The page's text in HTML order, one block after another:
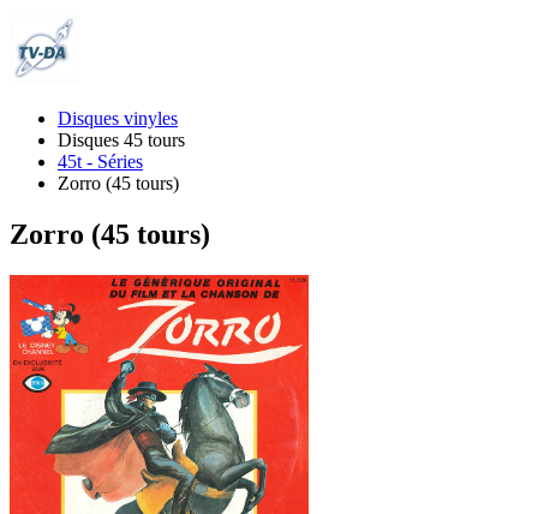
Disques vinyles
Disques 45 tours
45t - Séries
Zorro (45 tours)
Zorro (45 tours)